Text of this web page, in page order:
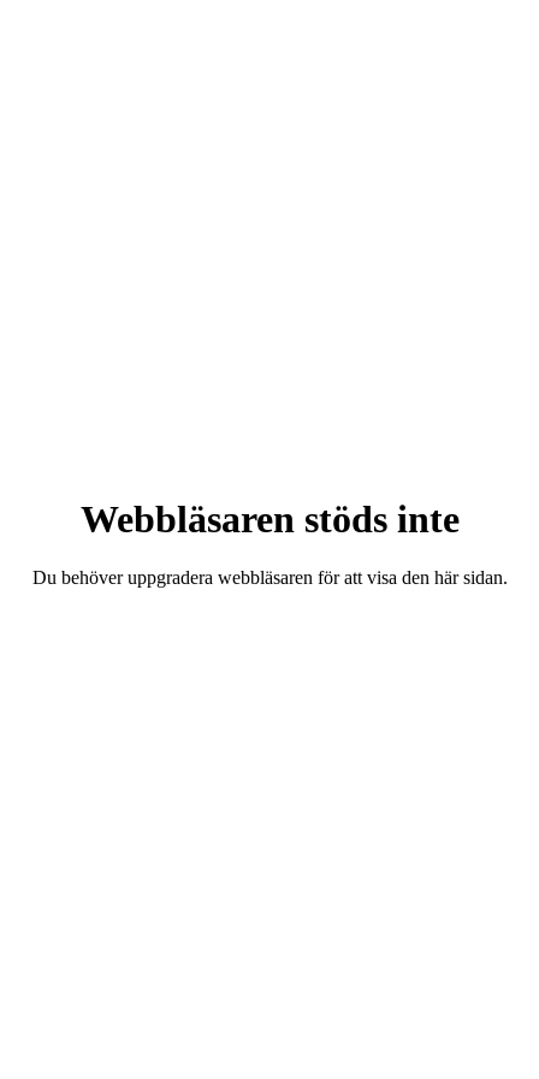
Webbläsaren stöds inte
Du behöver uppgradera webbläsaren för att visa den här sidan.